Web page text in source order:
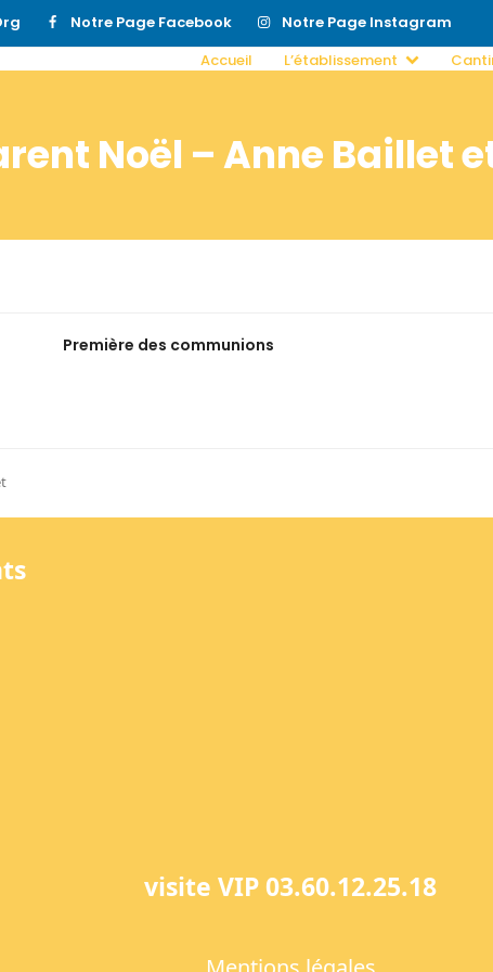
Notre Page Facebook
Notre Page Instagram
Accueil
L’établissement
Noël – Anne Baillet
Première des communions
visite VIP 03.60.12.25.18